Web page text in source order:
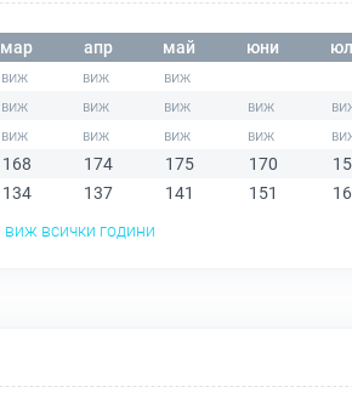
мар апр май юни
168 174 175 170
134 137 141 151
виж всички години